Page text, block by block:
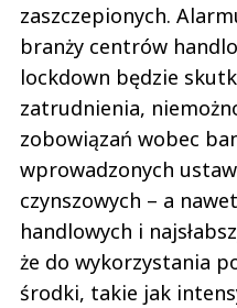
zaszczepionych.
branży centrów
lockdown będzie
zatrudnienia,
zobowiązań wobec
wprowadzonych
czynszowych – a
handlowych i
że do wykorzystania
środki, takie jak